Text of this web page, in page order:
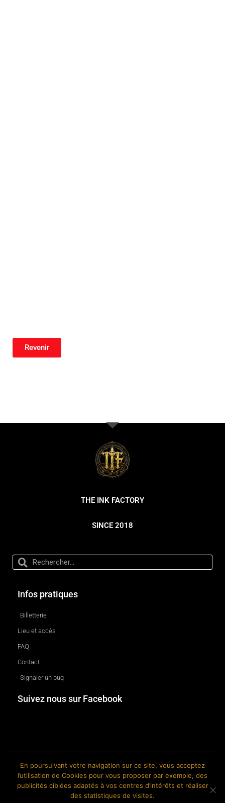
Revenir
THE INK FACTORY
SINCE 2018
Infos pratiques
Billetterie
Lieu et accès
FAQ
Contact
Signaler un bug
Suivez nous sur Facebook
© 2018-2026 The Ink Factory. Site web réalisé par Roland CAUVIN.
En poursuivant votre navigation sur ce site, vous acceptez
l’utilisation de Cookies pour vous proposer par exemple, des
publicités ciblées adaptés à vos centres d’intérêts et réaliser
des statistiques de visites.